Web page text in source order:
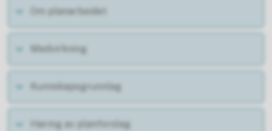
Om planarbeidet
Medvirkning
Kunnskapsgrunnlag
Høring av planforslag